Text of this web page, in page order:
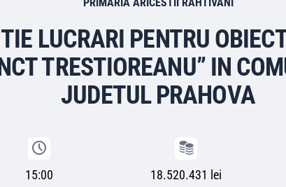
LUCRARI PENTRU
TRESTIOREANU” IN
JUDETUL PRAHOVA
15:00 18.520.431 lei